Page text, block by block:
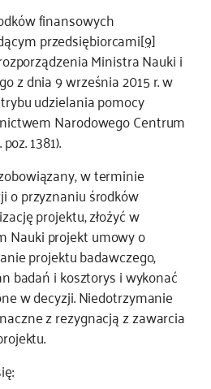
finansowych
przedsiębiorcami[9]
Ministra Nauki i
z dnia 9 września 2015 r. w
udzielania pomocy
Narodowego Centrum
1381).
w terminie
o przyznaniu środków
projektu, złożyć w
Nauki projekt umowy o
projektu badawczego,
badań i kosztorys i wykonać
w decyzji. Niedotrzymanie
z rezygnacją z zawarcia